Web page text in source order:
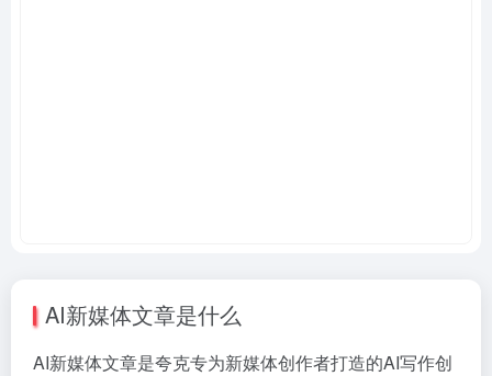
AI新媒体文章是什么
AI新媒体文章是夸克专为新媒体创作者打造的AI写作创